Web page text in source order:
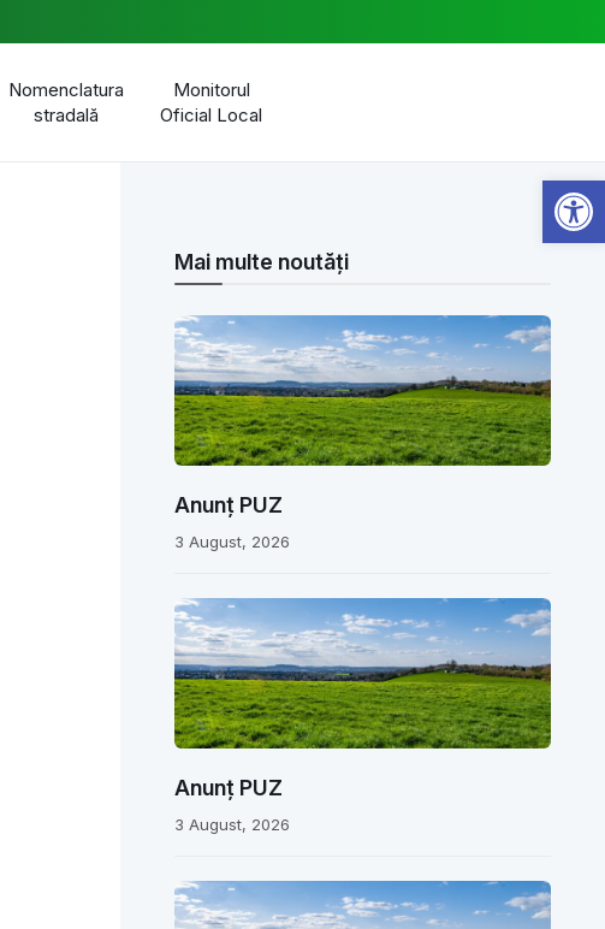
Nomenclatura
stradală
Monitorul
Oficial Local
Mai multe noutăți
Anunț PUZ
3 August, 2026
Anunț PUZ
3 August, 2026